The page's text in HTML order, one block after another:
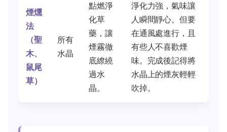
煙燻
法
（聖
木、
鼠尾
草）
所有
水晶
點燃淨
化草
藥，讓
煙霧徹
底繚繞
過水
晶。
淨化力強，氣味讓
人瞬間靜心。但要
在通風處進行，且
有些人不喜歡煙
味。完成後記得將
水晶上的煙灰輕輕
吹掉。